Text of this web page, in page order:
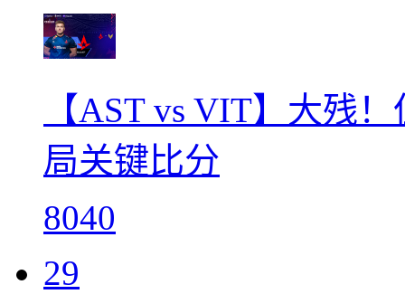
【AST vs VIT】大残
局关键比分
8040
29